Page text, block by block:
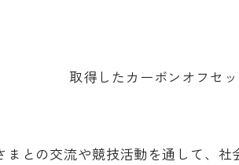
取得したカーボンオフセ
まとの交流や競技活動を通して、